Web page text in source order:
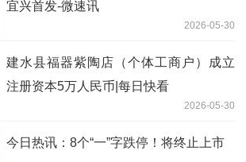
宜兴首发-微速讯
2026-05-30
建水县福器紫陶店（个体工商户）成立
注册资本5万人民币|每日快看
2026-05-30
今日热讯：8个“一”字跌停！将终止上市